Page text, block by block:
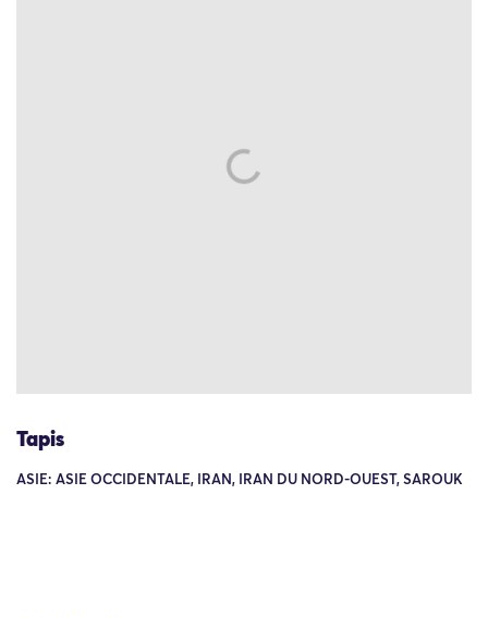
Tapis
ASIE: ASIE OCCIDENTALE, IRAN, IRAN DU NORD-OUEST, SAROUK